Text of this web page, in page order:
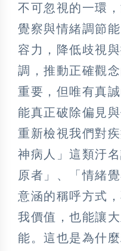
不可忽視的一環
覺察與情緒調節
容力，降低歧視
調，推動正確觀
重要，但唯有真
能真正破除偏見
重新檢視我們對
神病人」這類汙
原者」、「情緒
意涵的稱呼方式
我價值，也能讓
能。這也是為什